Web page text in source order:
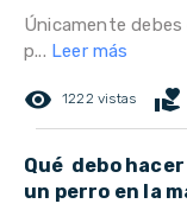
Únicamente
p... Leer más
remove_red_eye 1222 vistas volunteer_activism
Qué debo
un perro en la